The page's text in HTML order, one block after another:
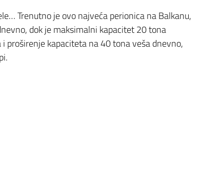
Trenutno je ovo najveća perionica na Balkanu,
dok je maksimalni kapacitet 20 tona
proširenje kapaciteta na 40 tona veša dnevno,